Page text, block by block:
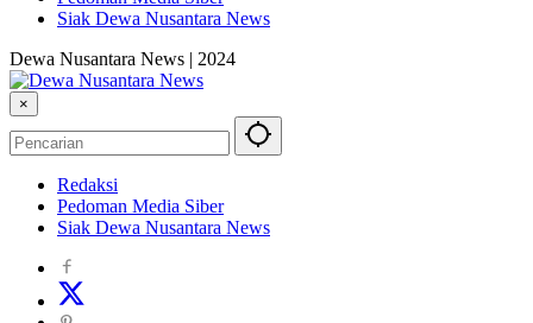
Siak Dewa Nusantara News
Dewa Nusantara News | 2024
×
Redaksi
Pedoman Media Siber
Siak Dewa Nusantara News